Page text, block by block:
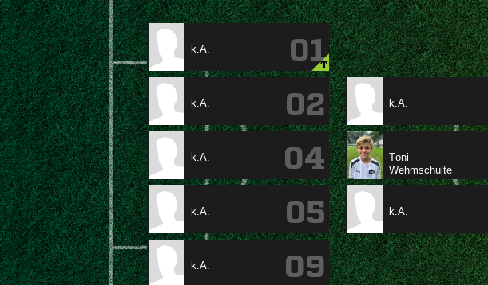
k.A. 01
T
k.A. 02
k.A. 04
k.A. 05
k.A. 09
k.A.


k.A.